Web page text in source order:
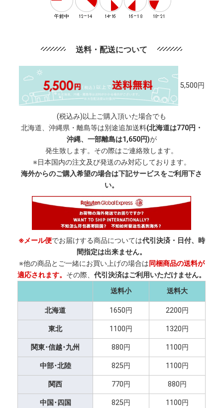
送料・配送について
5,500円
(税込み)以上ご購入頂いた場合でも
北海道、沖縄県・離島等は別途追加送料(北海道は770円・
沖縄、一部離島は1,650円)が
発生致します。その際はご連絡致します。
※日本国内の注文及び発送のみ対応しております。
海外からのご購入希望の場合は下記サービスをご利用下さ
い。
※メール便でお届けする商品については代引決済・日付、時
間指定は出来ません。
※他の商品とご一緒にお買い上げの場合は同梱商品の送料が
適応されます。 その際、 代引決済はご利用いただけません。
送料小
送料大
北海道 1650円 2200円
東北 1100円 1320円
関東･信越･九州 880円 1100円
中部･北陸 825円 1100円
関西 770円 880円
中国･四国 825円 1100円